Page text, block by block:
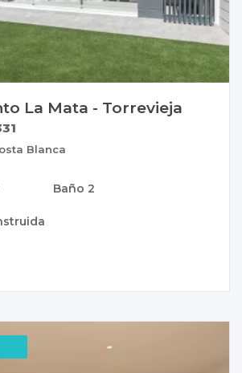
La Mata - Torrevieja
Blanca
Baño 2